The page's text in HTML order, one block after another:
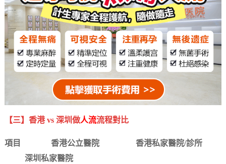
【三】香港 vs 深圳做人流流程對比
項目 香港公立醫院 香港私家醫院/診所
深圳私家醫院